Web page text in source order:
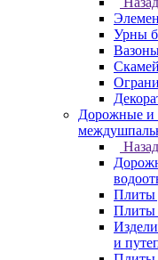
Урны
Дорожные и
Назад
Плиты
Плиты
и